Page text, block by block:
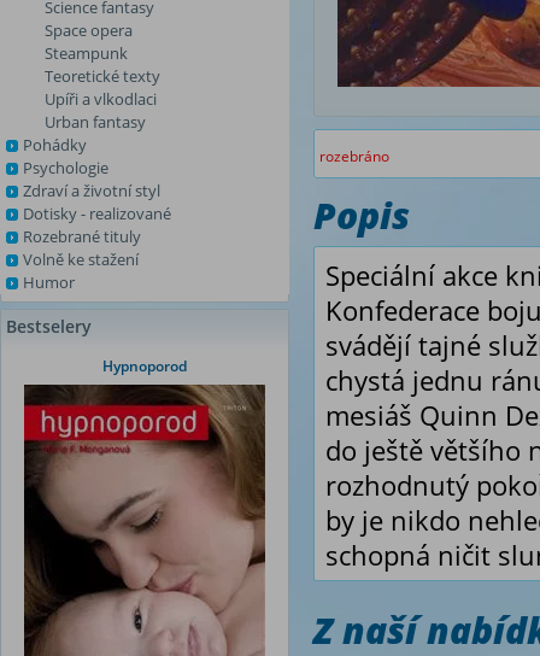
Science fantasy
Space opera
Steampunk
Teoretické texty
Upíři a vlkodlaci
Urban fantasy
Pohádky
Psychologie
Zdraví a životní styl
Dotisky - realizované
Rozebrané tituly
Volně ke stažení
Humor
Bestselery
Hypnoporod
rozebráno
Popis
Speciální akce
Konfederace
svádějí tajné
chystá jednu
mesiáš Quinn
do ještě většího
rozhodnutý
by je nikdo
schopná ničit
Z naší